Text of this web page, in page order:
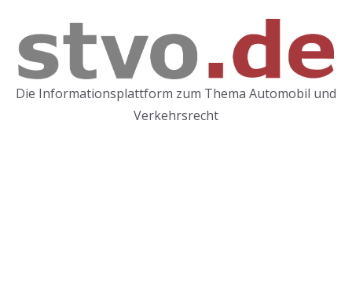
Inhalt
springen
Die Informationsplattform zum Thema Automobil und
Verkehrsrecht